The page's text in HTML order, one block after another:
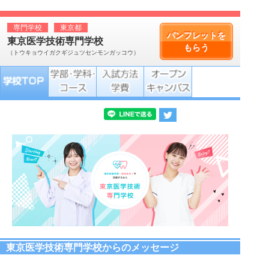
パンフレットを
もらう
専門学校 東京都
東京医学技術専門学校
（トウキョウイガクギジュツセンモンガッコウ）
東京医学技術専門学校からのメッセージ